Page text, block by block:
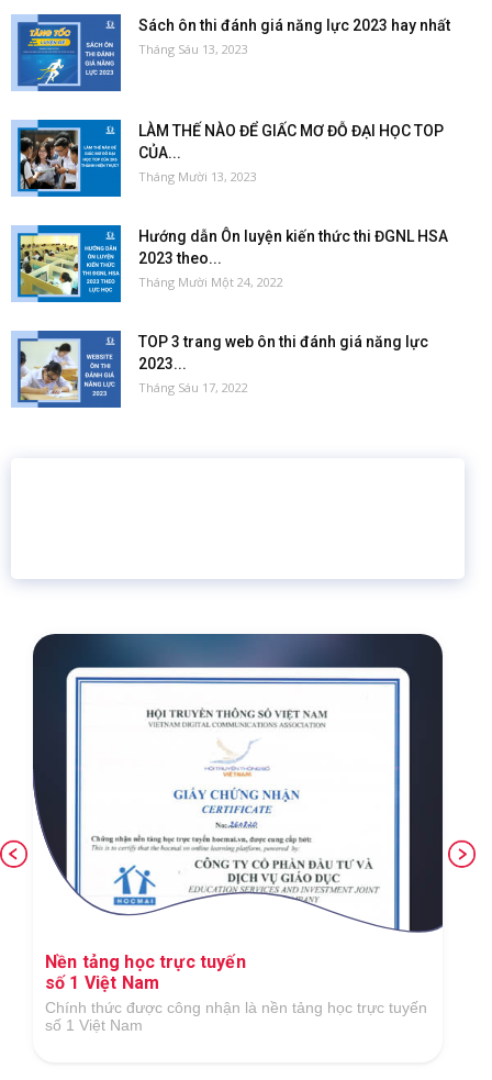
Sách ôn thi đánh giá năng lực 2023 hay nhất
Tháng Sáu 13, 2023
LÀM THẾ NÀO ĐỂ GIẤC MƠ ĐỖ ĐẠI HỌC TOP
CỦA...
Tháng Mười 13, 2023
Hướng dẫn Ôn luyện kiến thức thi ĐGNL HSA
2023 theo...
Tháng Mười Một 24, 2022
TOP 3 trang web ôn thi đánh giá năng lực
2023...
Tháng Sáu 17, 2022
Nền tảng học trực tuyến
số 1 Việt Nam
Chính thức được công nhận là nền tảng học trực tuyến
số 1 Việt Nam